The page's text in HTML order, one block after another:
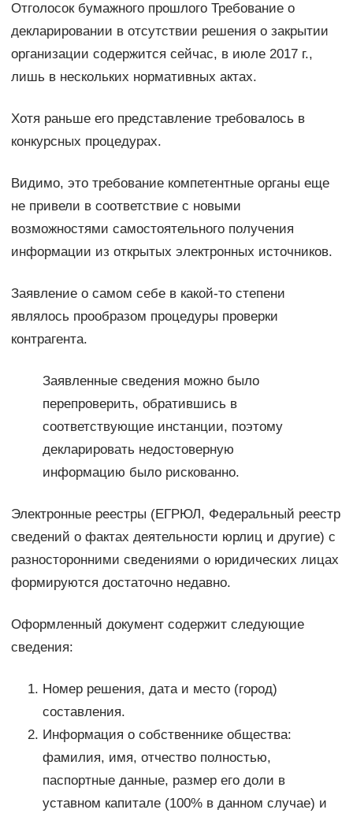
Отголосок бумажного прошлого Требование о
декларировании в отсутствии решения о закрытии
организации содержится сейчас, в июле 2017 г.,
лишь в нескольких нормативных актах.
Хотя раньше его представление требовалось в
конкурсных процедурах.
Видимо, это требование компетентные органы еще
не привели в соответствие с новыми
возможностями самостоятельного получения
информации из открытых электронных источников.
Заявление о самом себе в какой-то степени
являлось прообразом процедуры проверки
контрагента.
Заявленные сведения можно было
перепроверить, обратившись в
соответствующие инстанции, поэтому
декларировать недостоверную
информацию было рискованно.
Электронные реестры (ЕГРЮЛ, Федеральный реестр
сведений о фактах деятельности юрлиц и другие) с
разносторонними сведениями о юридических лицах
формируются достаточно недавно.
Оформленный документ содержит следующие
сведения:
Номер решения, дата и место (город)
составления.
Информация о собственнике общества:
фамилия, имя, отчество полностью,
паспортные данные, размер его доли в
уставном капитале (100% в данном случае) и